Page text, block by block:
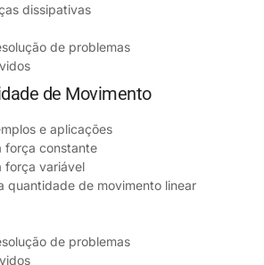
dissipativas
de problemas
de Movimento
e aplicações
força constante
força variável
quantidade de movimento linear
de problemas